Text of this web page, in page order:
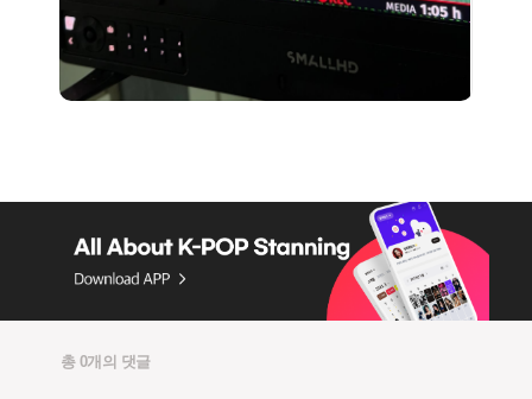
총 0개의 댓글